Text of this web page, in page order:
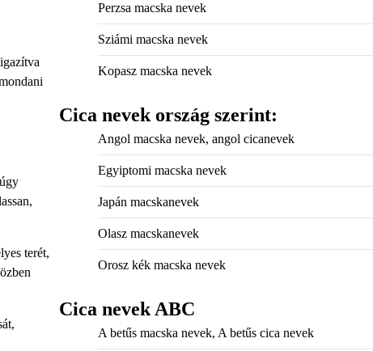
terét,
Perzsa macska nevek
Sziámi macska nevek
Kopasz macska nevek
Cica nevek ország szerint:
Angol macska nevek, angol cicanevek
Egyiptomi macska nevek
Japán macskanevek
Olasz macskanevek
Orosz kék macska nevek
Cica nevek ABC
A betűs macska nevek, A betűs cica nevek